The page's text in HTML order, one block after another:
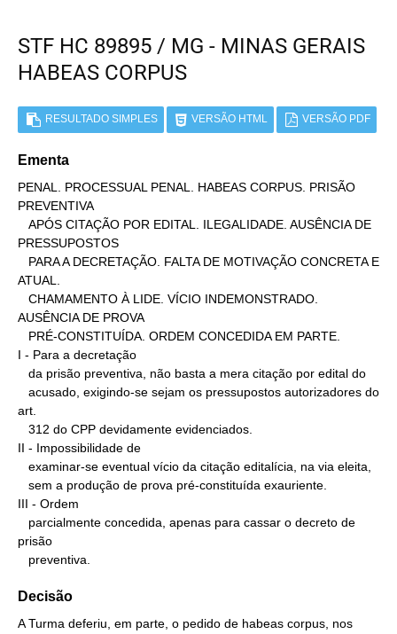
STF HC 89895 / MG - MINAS GERAIS
HABEAS CORPUS
RESULTADO SIMPLES VERSÃO HTML VERSÃO PDF
Ementa
PENAL. PROCESSUAL PENAL. HABEAS CORPUS. PRISÃO
PREVENTIVA
PRESSUPOSTOS
ATUAL.
AUSÊNCIA DE PROVA
I - Para a decretação
art.
II - Impossibilidade de
III - Ordem
prisão
   preventiva.
Decisão
A Turma deferiu, em parte, o pedido de habeas corpus, nos